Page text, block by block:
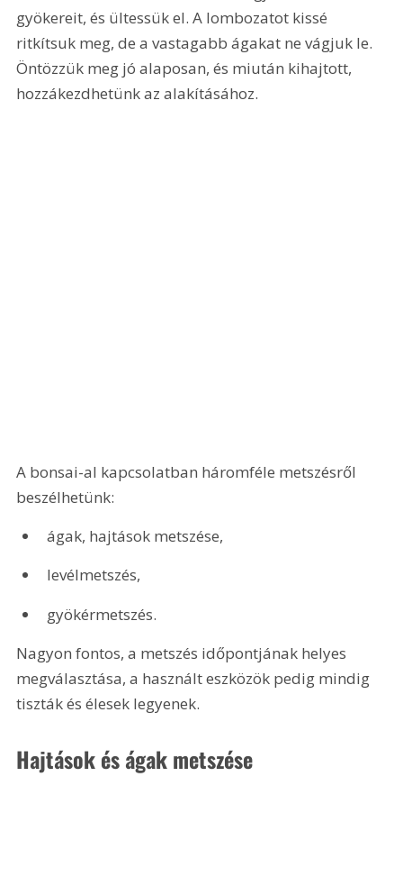
gyökereit, és ültessük el. A lombozatot kissé
ritkítsuk meg, de a vastagabb ágakat ne vágjuk le.
Öntözzük meg jó alaposan, és miután kihajtott,
hozzákezdhetünk az alakításához.
A bonsai-al kapcsolatban háromféle metszésről
beszélhetünk:
ágak, hajtások metszése,
levélmetszés,
gyökérmetszés.
Nagyon fontos, a metszés időpontjának helyes
megválasztása, a használt eszközök pedig mindig
tiszták és élesek legyenek.
Hajtások és ágak metszése